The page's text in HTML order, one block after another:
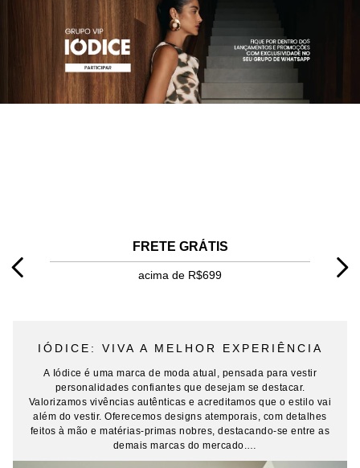
FRETE GRÁTIS
acima de R$699
IÓDICE: VIVA A MELHOR EXPERIÊNCIA
A Iódice é uma marca de moda atual, pensada para vestir
personalidades confiantes que desejam se destacar.
Valorizamos vivências autênticas e acreditamos que o estilo vai
além do vestir. Oferecemos designs atemporais, com detalhes
feitos à mão e matérias-primas nobres, destacando-se entre as
demais marcas do mercado.
Encontre tudo o que você precisa aqui na Iódice! Nossas peças